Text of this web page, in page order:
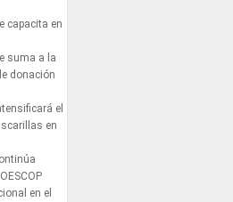
capacita en
suma a la
donación
el
en
en el